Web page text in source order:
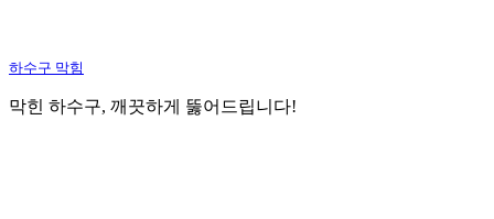
하수구 막힘
막힌 하수구, 깨끗하게 뚫어드립니다!